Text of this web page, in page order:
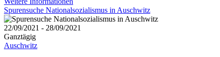
Spurensuche Nationalsozialismus in Auschwitz
22/09/2021 - 28/09/2021
Ganztägig
Auschwitz